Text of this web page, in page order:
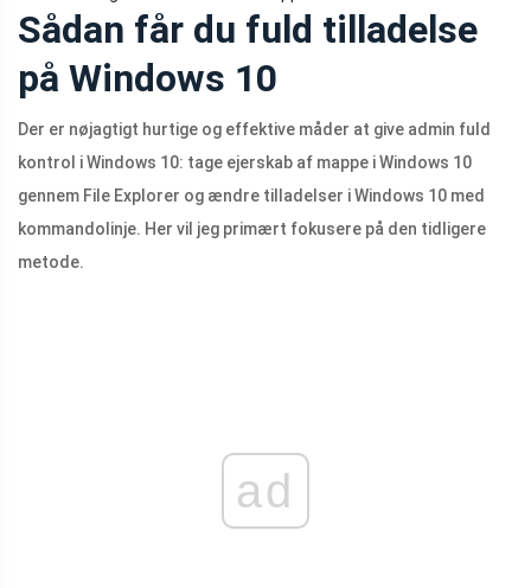
Sådan får du fuld tilladelse
på Windows 10
Der er nøjagtigt hurtige og effektive måder at give admin fuld
kontrol i Windows 10: tage ejerskab af mappe i Windows 10
gennem File Explorer og ændre tilladelser i Windows 10 med
kommandolinje. Her vil jeg primært fokusere på den tidligere
metode.
ad